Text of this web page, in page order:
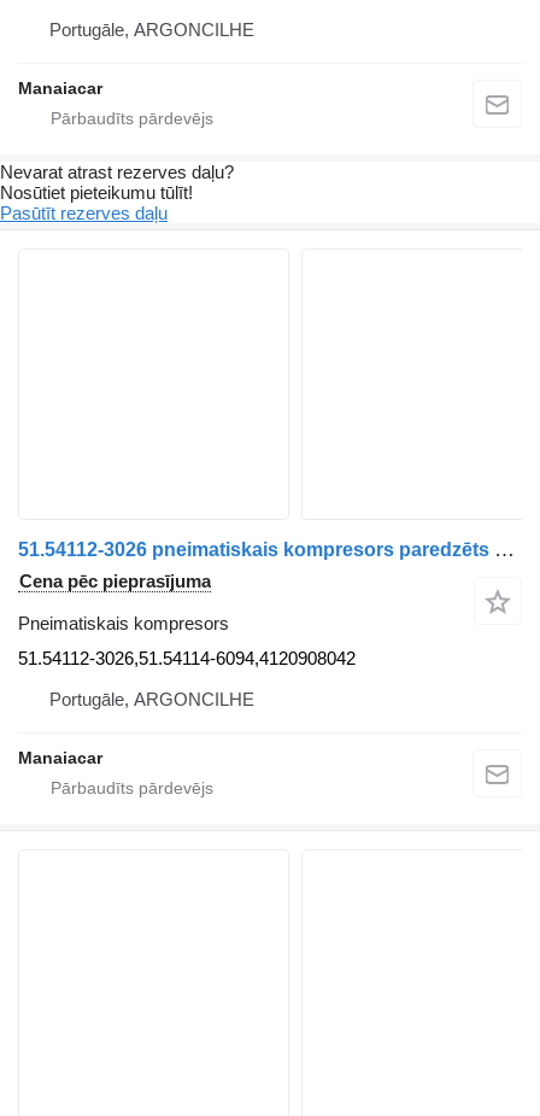
Portugāle, ARGONCILHE
Manaiacar
Nevarat atrast rezerves daļu?
Nosūtiet pieteikumu tūlīt!
Pasūtīt rezerves daļu
51.54112-3026 pneimatiskais kompresors paredzēts MAN TGA | 00 kravas automašīnas
Cena pēc pieprasījuma
Pneimatiskais kompresors
51.54112-3026,51.54114-6094,4120908042
Portugāle, ARGONCILHE
Manaiacar